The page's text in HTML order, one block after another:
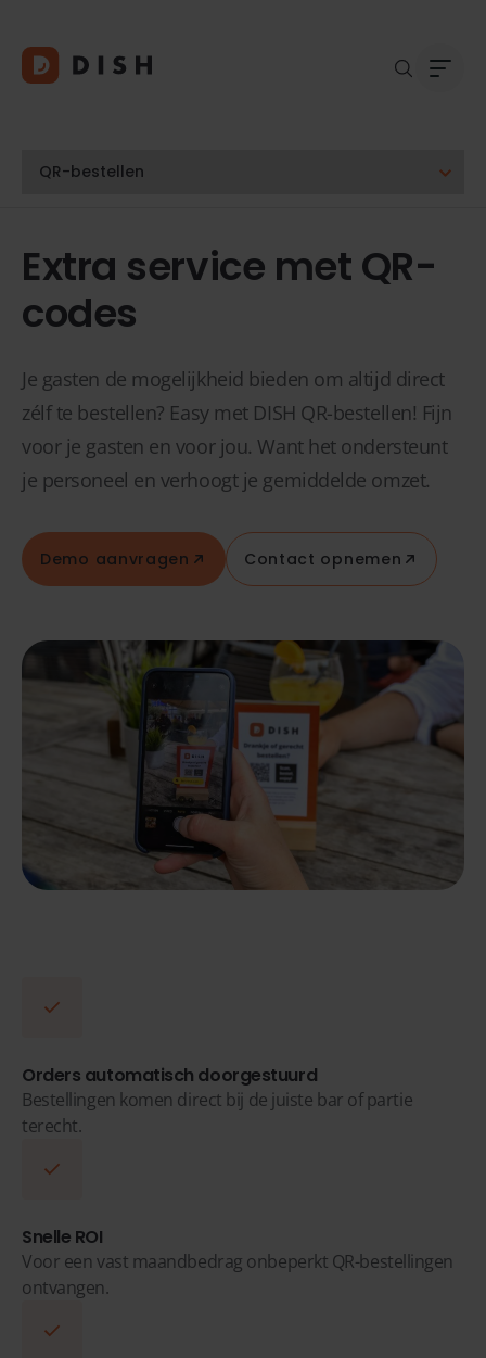
FAQ
Extra service met QR-
codes
Je gasten de mogelijkheid bieden om altijd direct
zélf te bestellen? Easy met DISH QR-bestellen! Fijn
voor je gasten en voor jou. Want het ondersteunt
je personeel en verhoogt je gemiddelde omzet.
Demo aanvragen Contact opnemen
Orders automatisch doorgestuurd
Bestellingen komen direct bij de juiste bar of partie
terecht.
Snelle ROI
Voor een vast maandbedrag onbeperkt QR-bestellingen
ontvangen.